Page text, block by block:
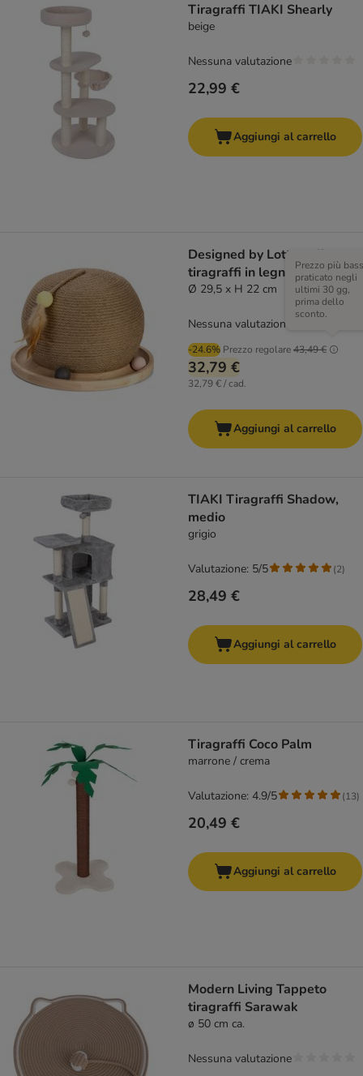
Tiragraffi TIAKI Shearly
beige
22,99 €
Nessuna valutazione
Aggiungi al carrello
Designed by Lotte palla
tiragraffi in legno
Ø 29,5 x H 22 cm
-24.6% Prezzo regolare43,49 €
Prezzo più
praticato negli
ultimi 30 gg,
prima dello
sconto.
32,79 €
32,79 € / cad.
Nessuna valutazione
Aggiungi al carrello
TIAKI Tiragraffi Shadow,
medio
grigio
28,49 €
Valutazione: 5/5 (2)
Aggiungi al carrello
Tiragraffi Coco Palm
marrone / crema
20,49 €
Valutazione: 4.9/5 (13)
Aggiungi al carrello
Modern Living Tappeto
tiragraffi Sarawak
ø 50 cm ca.
Nessuna valutazione